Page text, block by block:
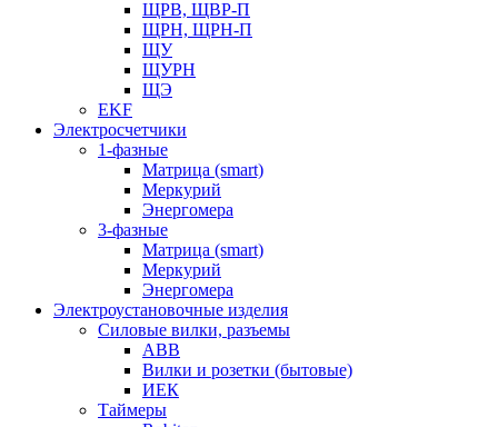
ЩРВ, ЩВР-П
ЩРН, ЩРН-П
ЩУ
ЩУРН
ЩЭ
EKF
Электросчетчики
1-фазные
Матрица (smart)
Меркурий
Энергомера
3-фазные
Матрица (smart)
Меркурий
Энергомера
Электроустановочные изделия
Силовые вилки, разъемы
ABB
Вилки и розетки (бытовые)
ИЕК
Таймеры